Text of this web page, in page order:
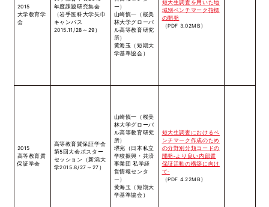
2015
大学教育学
会
年度課題研究集会
（岩手医科大学矢巾
キャンパス
2015.11/28～29）
ー）
山崎慎一（桜美
林大学グローバ
ル高等教育研究
所）
黄海玉（短期大
学基準協会）
短大生調査を用いた地
域別ベンチマーク指標
の開発
（PDF 3.02MB)
2015
高等教育質
保証学会
高等教育質保証学会
第5回大会ポスター
セッション（新潟大
学2015.8/27～27）
山崎慎一（桜美
林大学グローバ
ル高等教育研究
所）
堺完（日本私立
学校振興・共済
事業団 私学経
営情報センタ
ー）
黄海玉（短期大
学基準協会）
短大生調査におけるベ
ンチマーク作成のため
の分野別分類コードの
開発‐より良い内部質
保証活動の構築に向け
て‐
（PDF 4.22MB)